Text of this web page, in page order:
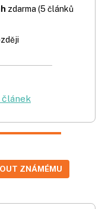
zdarma (5 článků
ZNÁMÉMU